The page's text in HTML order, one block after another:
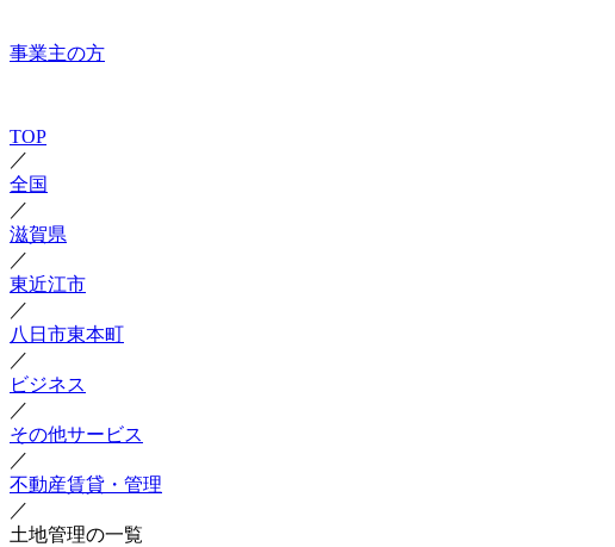
事業主の方
TOP
／
全国
／
滋賀県
／
東近江市
／
八日市東本町
／
ビジネス
／
その他サービス
／
不動産賃貸・管理
／
土地管理の一覧